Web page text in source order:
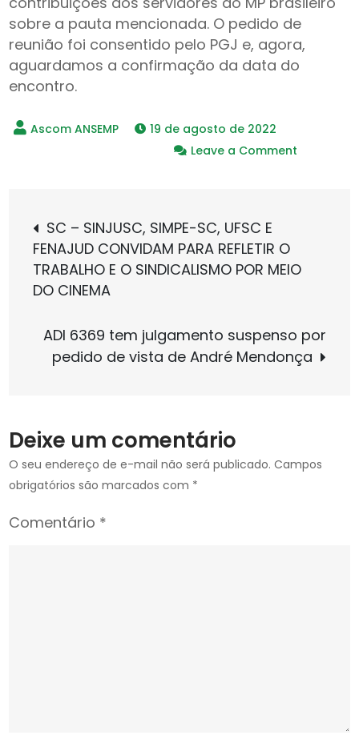
sobre a pauta mencionada. O pedido de
reunião foi consentido pelo PGJ e, agora,
aguardamos a confirmação da data do
encontro.
19 de agosto de 2022
Leave a Comment
Mattos
de
proposta
CNMP,
Navegação
de
Post
SC – SINJUSC, SIMPE-SC, UFSC E
FENAJUD CONVIDAM PARA REFLETIR O
TRABALHO E O SINDICALISMO POR MEIO
DO CINEMA
ADI 6369 tem julgamento suspenso por
pedido de vista de André Mendonça
Deixe um comentário
O seu endereço de e-mail não será publicado. Campos
obrigatórios são marcados com *
Comentário *